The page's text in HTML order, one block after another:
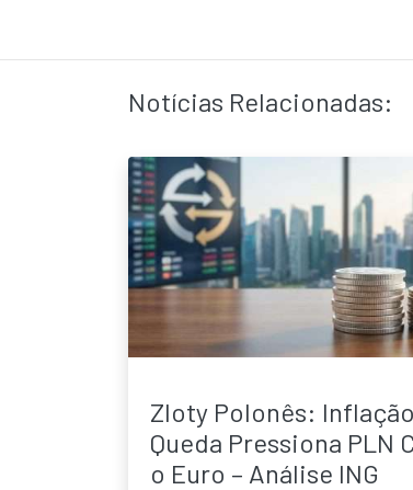
Notícias Relacionadas:
Zloty Polonês:
Queda Pressiona PLN
o Euro – Análise ING